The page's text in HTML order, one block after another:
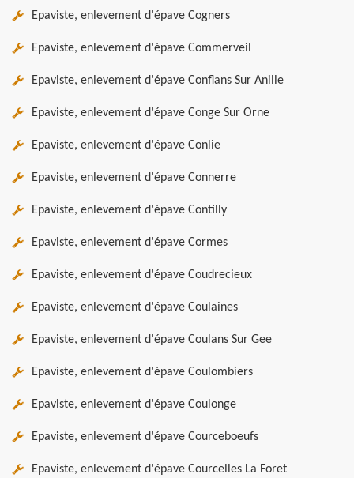
Epaviste, enlevement d'épave Cogners
Epaviste, enlevement d'épave Commerveil
Epaviste, enlevement d'épave Conflans Sur Anille
Epaviste, enlevement d'épave Conge Sur Orne
Epaviste, enlevement d'épave Conlie
Epaviste, enlevement d'épave Connerre
Epaviste, enlevement d'épave Contilly
Epaviste, enlevement d'épave Cormes
Epaviste, enlevement d'épave Coudrecieux
Epaviste, enlevement d'épave Coulaines
Epaviste, enlevement d'épave Coulans Sur Gee
Epaviste, enlevement d'épave Coulombiers
Epaviste, enlevement d'épave Coulonge
Epaviste, enlevement d'épave Courceboeufs
Epaviste, enlevement d'épave Courcelles La Foret